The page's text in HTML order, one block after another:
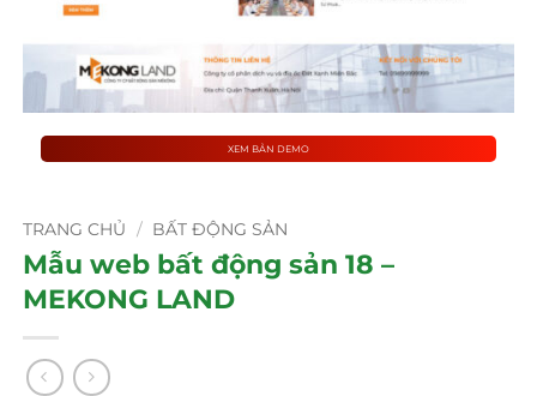
XEM BẢN DEMO
TRANG CHỦ / BẤT ĐỘNG SẢN
Mẫu web bất động sản 18 –
MEKONG LAND